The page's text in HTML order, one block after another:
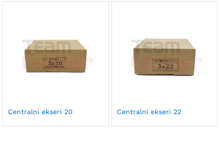
Centralni ekseri 20 Centralni ekseri 22